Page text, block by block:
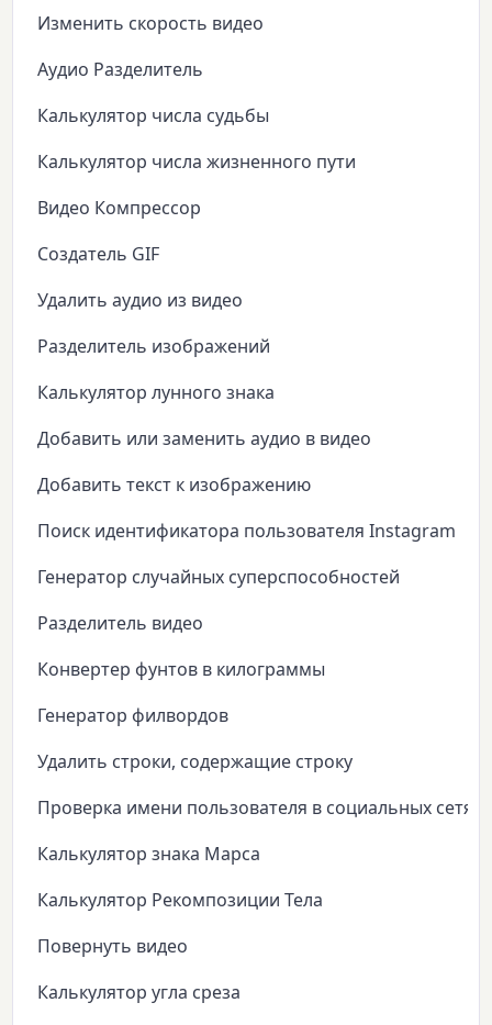
Изменить скорость видео
Аудио Разделитель
Калькулятор числа судьбы
Калькулятор числа жизненного пути
Видео Компрессор
Создатель GIF
Удалить аудио из видео
Разделитель изображений
Калькулятор лунного знака
Добавить или заменить аудио в видео
Добавить текст к изображению
Поиск идентификатора пользователя Instagram
Генератор случайных суперспособностей
Разделитель видео
Конвертер фунтов в килограммы
Генератор филвордов
Удалить строки, содержащие строку
Проверка имени пользователя в социальных сетях
Калькулятор знака Марса
Калькулятор Рекомпозиции Тела
Повернуть видео
Калькулятор угла среза